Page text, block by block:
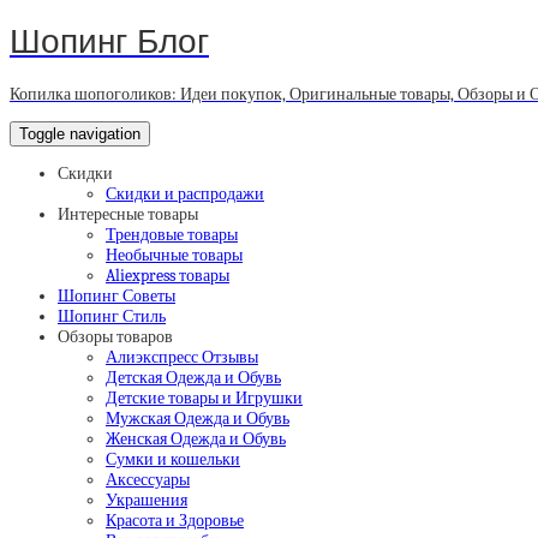
Шопинг Блог
Копилка шопоголиков: Идеи покупок, Оригинальные товары, Обзоры и
Toggle navigation
Скидки
Скидки и распродажи
Интересные товары
Трендовые товары
Необычные товары
Aliexpress товары
Шопинг Советы
Шопинг Стиль
Обзоры товаров
Алиэкспресс Отзывы
Детская Одежда и Обувь
Детские товары и Игрушки
Мужская Одежда и Обувь
Женская Одежда и Обувь
Сумки и кошельки
Аксессуары
Украшения
Красота и Здоровье